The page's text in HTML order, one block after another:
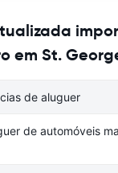
em St.
de aluguer
de automóveis